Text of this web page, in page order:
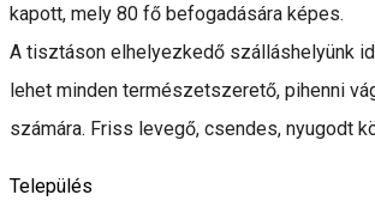
kapott, mely 80 fő befogadására képes.
A tisztáson elhelyezkedő szálláshelyünk
lehet minden természetszerető, pihenni
számára. Friss levegő, csendes, nyugodt
Település